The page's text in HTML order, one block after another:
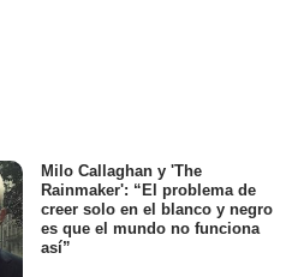
Milo Callaghan y 'The
Rainmaker': “El problema de
creer solo en el blanco y negro
es que el mundo no funciona
así”